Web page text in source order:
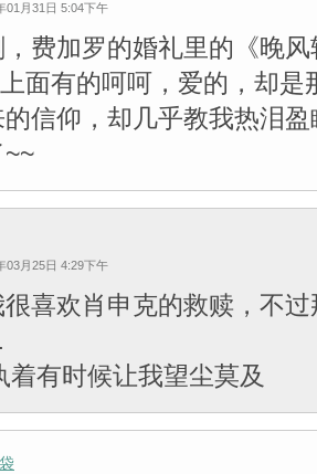
01月31日 5:04下午
费加罗的婚礼里的《晚
面有的呵呵，爱的，却是
信仰，却几乎教我热泪
03月25日 4:29下午
喜欢肖申克的救赎，不
着有时候让我望尘莫及